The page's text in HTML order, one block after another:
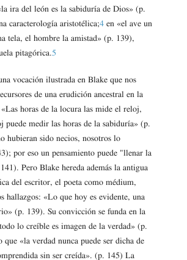
ira del león es la sabiduría de Dios» (p.
caracterología aristotélica;4en «el ave un
tela, el hombre la amistad» (p. 139),
pitagórica.5
vocación ilustrada en Blake que nos
de una erudición ancestral en la
horas de la locura las mide el reloj,
puede medir las horas de la sabiduría» (p.
hubieran sido necios, nosotros lo
por eso un pensamiento puede "llenar la
Pero Blake hereda además la antigua
del escritor, el poeta como médium,
hallazgos: «Lo que hoy es evidente, una
(p. 139). Su convicción se funda en la
lo creíble es imagen de la verdad» (p.
que «la verdad nunca puede ser dicha de
sin ser creída». (p. 145) La